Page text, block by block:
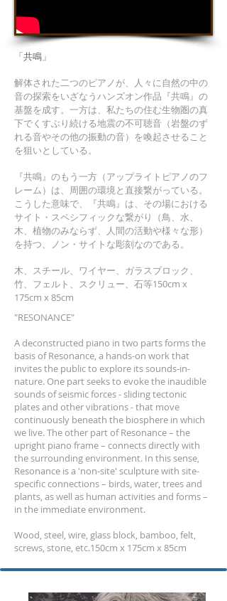
「共鳴」
解体された二つのピアノが、人々に自然の中の
音の探索をいざなうハンズオン作品『共鳴』の
基盤を成す。一方は、私たちの住む生物圏の真
下でくすぶり続ける地震の不可聴音（岩盤のず
れる音やその他の振動の音）を喚起させること
を狙いとしている。
『共鳴』のもう一方（アップライトピアノのフ
レーム）は、周囲の環境と直接繋がっている。
こうした意味で、『共鳴』は、その場における
サイト・スペシフィックな繋がり（鳥、水、
木、植物のみならず、人間の活動や様々な形）
を持つ、ノン・サイトな彫刻なのである。
木、スチール、ワイヤー、ガラスブロック、
竹、フェルト、スクリュー、石等150cm x
175cm x 85cm
"RESONANCE"
A deconstructed piano in two parts forms the
basis of Resonance, a hands-on work that
invites the public to explore its sounds-in-
nature. One part seeks to evoke the inaudible
sounds of seismic forces - sliding tectonic
plates and other vibrations - that move
continuously beneath the biosphere in which
we live. The other part of Resonance – the
upright piano frame – connects directly with
the surrounding environment. In this sense,
Resonance is a 'non-site' sculpture with site-
specific connections – birds, water, trees and
plants, as well as human activities and forms –
in the immediate environment.
Wood, steel, wire, glass block, bamboo, felt,
screws, stone, etc.150cm x 175cm x 85cm